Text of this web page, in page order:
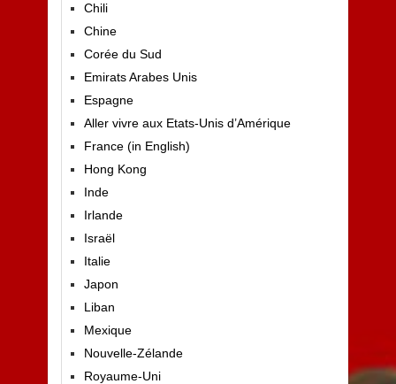
Chili
Chine
Corée du Sud
Emirats Arabes Unis
Espagne
Aller vivre aux Etats-Unis d’Amérique
France (in English)
Hong Kong
Inde
Irlande
Israël
Italie
Japon
Liban
Mexique
Nouvelle-Zélande
Royaume-Uni